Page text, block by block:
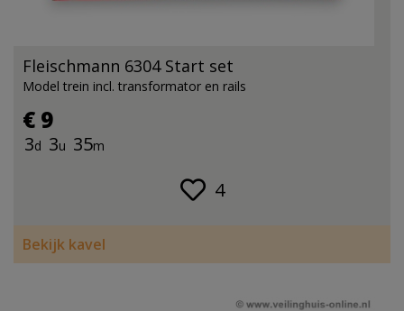
Fleischmann 6304 Start set
Model trein incl. transformator en rails
€ 9
3d 3u 35m
4
Bekijk kavel